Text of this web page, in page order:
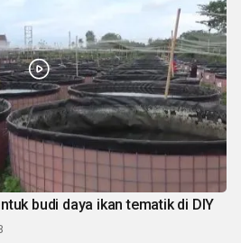
budi daya ikan tematik di DIY